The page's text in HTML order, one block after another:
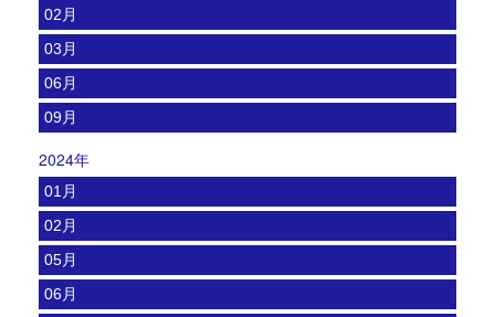
02月
03月
06月
09月
2024年
01月
02月
05月
06月